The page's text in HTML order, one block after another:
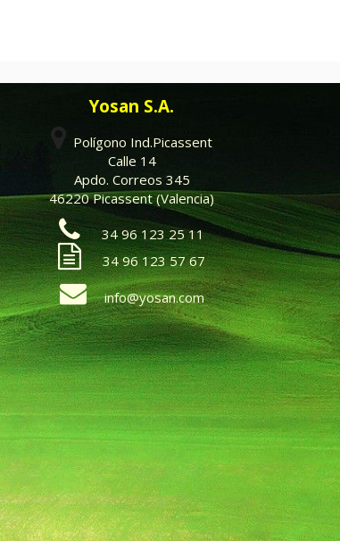
Yosan S.A.
Polígono Ind.Picassent
Calle 14
Apdo. Correos 345
46220 Picassent (Valencia)
34 96 123 25 11
34 96 123 57 67
info@yosan.com